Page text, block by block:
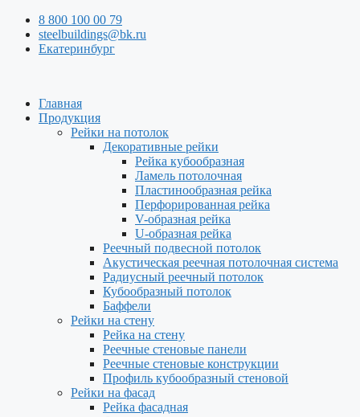
8 800 100 00 79
steelbuildings@bk.ru
Екатеринбург
Главная
Продукция
Рейки на потолок
Декоративные рейки
Рейка кубообразная
Ламель потолочная
Пластинообразная рейка
Перфорированная рейка
V-образная рейка
U-образная рейка
Реечный подвесной потолок
Акустическая реечная потолочная система
Радиусный реечный потолок
Кубообразный потолок
Баффели
Рейки на стену
Рейка на стену
Реечные стеновые панели
Реечные стеновые конструкции
Профиль кубообразный стеновой
Рейки на фасад
Рейка фасадная